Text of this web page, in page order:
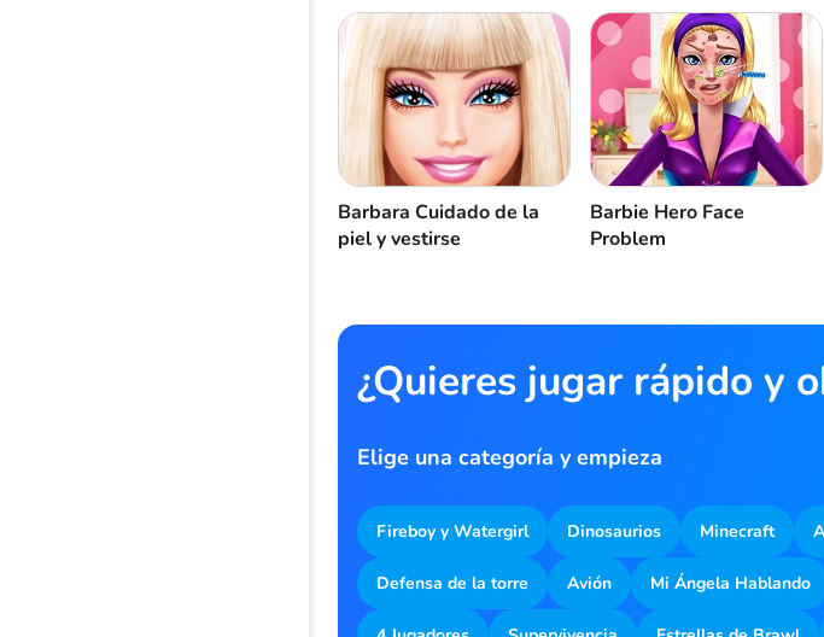
Barbara Cuidado de la
piel y vestirse
Barbie Hero Face
Problem
¿Quieres jugar rápido y
Elige una categoría y empieza
Fireboy y Watergirl Dinosaurios Minecraft
Defensa de la torre Avión Mi Ángela Hablando